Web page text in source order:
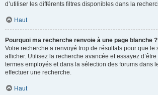
d’utiliser les différents filtres disponibles dans la
Haut
Pourquoi ma recherche renvoie à une page blanche
Votre recherche a renvoyé trop de résultats pour que le
afficher. Utilisez la recherche avancée et essayez
termes employés et dans la sélection des forums dans
effectuer une recherche.
Haut